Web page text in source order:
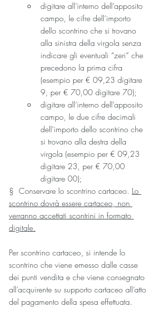
digitare all’interno dell’apposito
campo, le cifre dell’importo
dello scontrino che si trovano
alla sinistra della virgola senza
indicare gli eventuali “zeri” che
precedono la prima cifra
(esempio per € 09,23 digitare
9, per € 70,00 digitare 70);
digitare all’interno dell’apposito
campo, le due cifre decimali
dell’importo dello scontrino che
si trovano alla destra della
virgola (esempio per € 09,23
digitare 23, per € 70,00
digitare 00);
§  Conservare lo scontrino cartaceo. Lo
scontrino dovrà essere cartaceo, non
verranno accettati scontrini in formato
digitale.
Per scontrino cartaceo, si intende lo
scontrino che viene emesso dalle casse
dei punti vendita e che viene consegnato
all’acquirente su supporto cartaceo all’atto
del pagamento della spesa effettuata.